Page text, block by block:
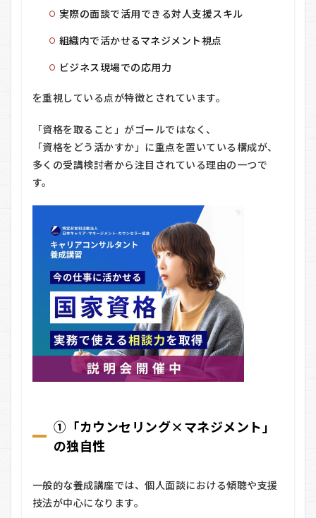
でき
キ
リ
ア
ン
サ
タ
養
講
習
の
悪
い
ミ
3
キ
リ
サ
ト
養
成
実際の面談で活用できる対人支援スキル
組織内で活かせるマネジメント視点
ビジネス現場での応用力
を重視している点が特徴とされています。
「資格を取ること」がゴールではなく、
「資格をどう活かすか」に重点を置いている構成が、
多くの受講検討者から注目されている理由の一つで
す。
①「カウンセリング×マネジメント」
の独自性
一般的な養成講座では、個人面談における傾聴や支援
技法が中心になります。